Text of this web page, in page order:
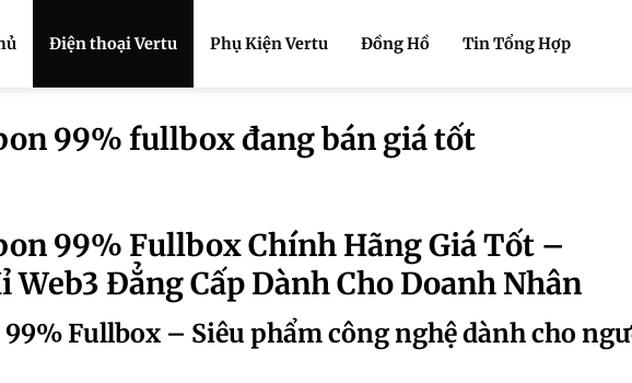
Điện thoại Vertu Phụ Kiện Vertu Đồng Hồ Tin Tổng Hợp
99% fullbox đang bán giá tốt
99% Fullbox Chính Hãng Giá Tốt –
Web3 Đẳng Cấp Dành Cho Doanh Nhân
Fullbox – Siêu phẩm công nghệ dành cho